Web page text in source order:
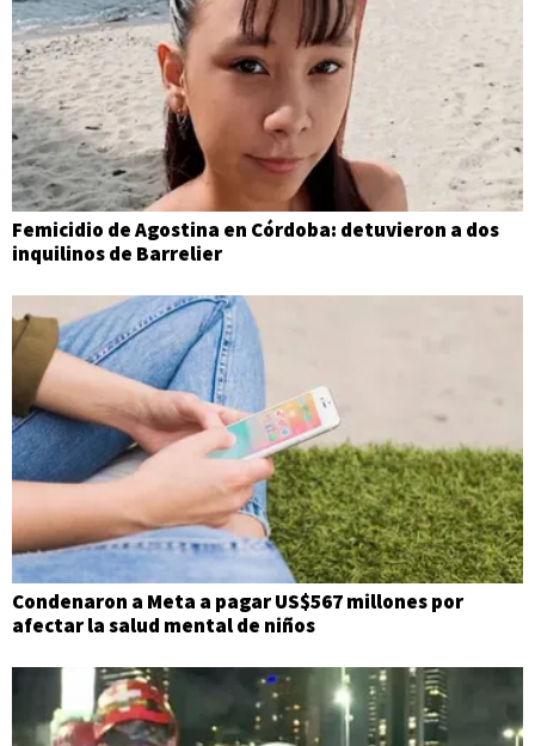
Femicidio de Agostina en Córdoba: detuvieron a dos
inquilinos de Barrelier
Condenaron a Meta a pagar US$567 millones por
afectar la salud mental de niños